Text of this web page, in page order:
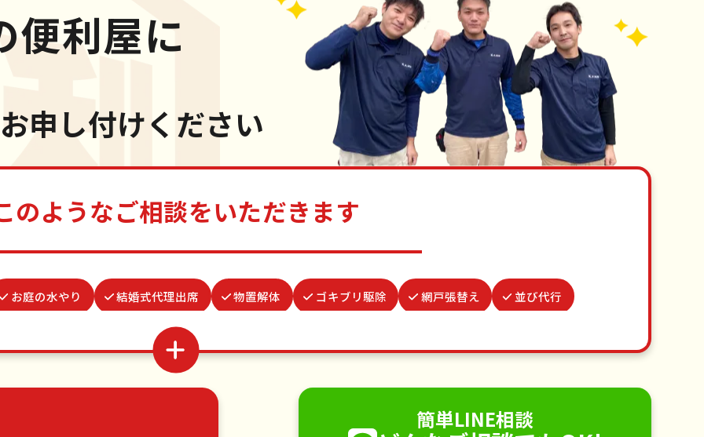
便利屋に
お申し付けください
のようなご相談をいただきます
お庭の水やり 結婚式代理出席 物置解体 ゴキブリ駆除 網戸張替え 並び代行
クモの駆除
場所取り代行
植木の剪定 植木の伐採
簡単LINE相談